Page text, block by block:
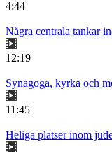
4:44
Några centrala tankar
12:19
Synagoga, kyrka och
11:45
Heliga platser inom